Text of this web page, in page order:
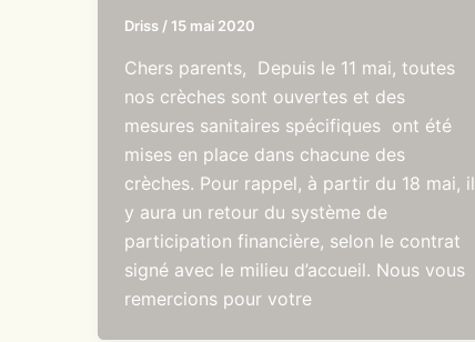
Driss / 15 mai 2020
Chers parents, Depuis le 11 mai, toutes
nos crèches sont ouvertes et des
mesures sanitaires spécifiques ont été
mises en place dans chacune des
crèches. Pour rappel, à partir du 18 mai, il
y aura un retour du système de
participation financière, selon le contrat
signé avec le milieu d’accueil. Nous vous
remercions pour votre